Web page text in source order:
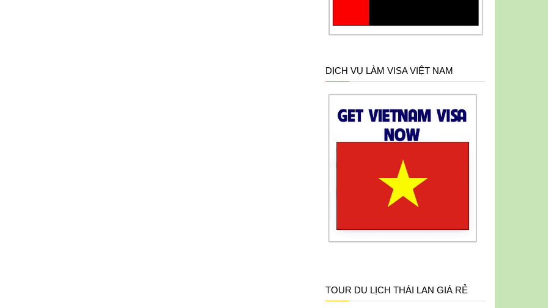
DỊCH VỤ LÀM VISA VIỆT NAM
TOUR DU LỊCH THÁI LAN GIÁ RẺ